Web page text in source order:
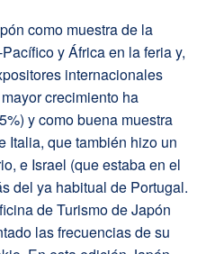
como muestra de la
y África en la feria y,
internacionales
crecimiento ha
y como buena muestra
Italia, que también hizo un
e Israel (que estaba en el
del ya habitual de Portugal.
de Turismo de Japón
las frecuencias de su